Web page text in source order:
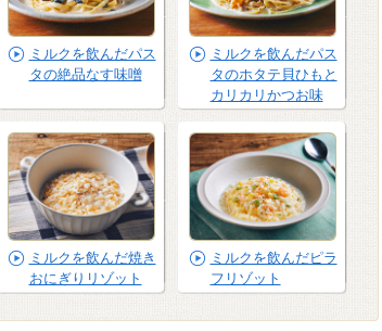
ミルクを飲んだパス
タの絶品なす味噌
ミルクを飲んだパス
タのホタテ貝ひもと
カリカリかつお味
ミルクを飲んだ焼き
おにぎりリゾット
ミルクを飲んだピラ
フリゾット